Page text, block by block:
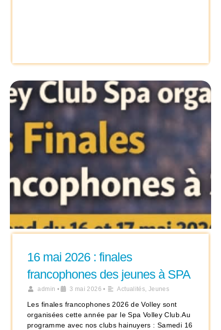
16 mai 2026 : finales
francophones des jeunes à SPA
admin • 3 mai 2026 • Actualités, Jeunes
Les finales francophones 2026 de Volley sont
organisées cette année par le Spa Volley Club.Au
programme avec nos clubs hainuyers : Samedi 16